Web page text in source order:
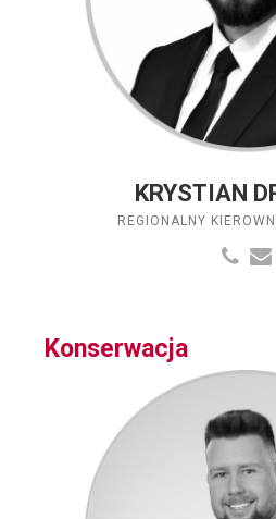
KRYSTIAN
REGIONALNY
Konserwacja